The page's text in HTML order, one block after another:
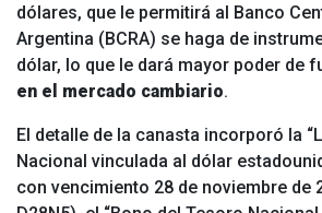
dólares, que le permitirá al Banco
Argentina (BCRA) se haga de
dólar, lo que le dará mayor poder de
en el mercado cambiario.
El detalle de la canasta incorporó la
Nacional vinculada al dólar
con vencimiento 28 de noviembre de